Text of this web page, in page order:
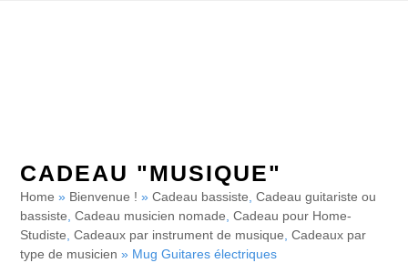
CADEAU "MUSIQUE"
Home » Bienvenue ! »Cadeau bassiste,Cadeau guitariste ou
bassiste,Cadeau musicien nomade,Cadeau pour Home-
Studiste,Cadeaux par instrument de musique,Cadeaux par
type de musicien » Mug Guitares électriques